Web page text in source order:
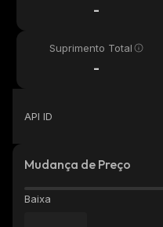
-
Suprimento Total
-
API ID
Mudança de Preço
Baixa